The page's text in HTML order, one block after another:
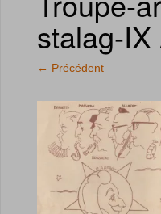
stalag-IX
← Précédent